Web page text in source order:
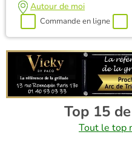
Autour de moi
Commande en ligne
Top 15
Tout le top